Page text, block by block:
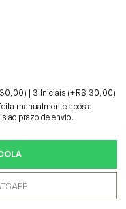
| 3 Iniciais (+R$ 30,00)
manualmente após a
ao prazo de envio.